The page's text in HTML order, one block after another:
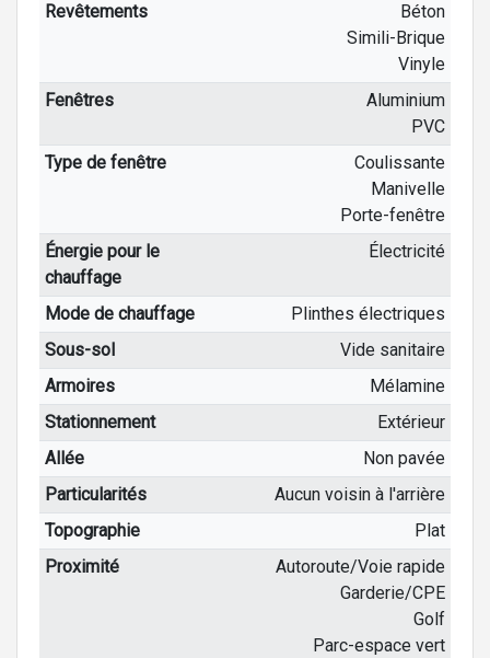
Revêtements
Béton
Simili-Brique
Vinyle
Fenêtres
Aluminium
PVC
Type de fenêtre
Coulissante
Manivelle
Porte-fenêtre
Énergie pour le
chauffage
Électricité
Mode de chauffage
Plinthes électriques
Sous-sol
Vide sanitaire
Armoires
Mélamine
Stationnement
Extérieur
Allée
Non pavée
Particularités
Aucun voisin à l'arrière
Topographie
Plat
Proximité
Autoroute/Voie rapide
Garderie/CPE
Golf
Parc-espace vert